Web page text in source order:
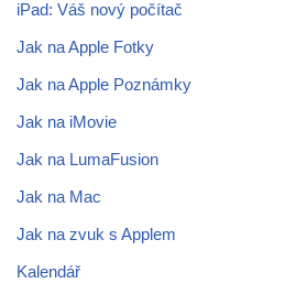
iPad: Váš nový počítač
Jak na Apple Fotky
Jak na Apple Poznámky
Jak na iMovie
Jak na LumaFusion
Jak na Mac
Jak na zvuk s Applem
Kalendář